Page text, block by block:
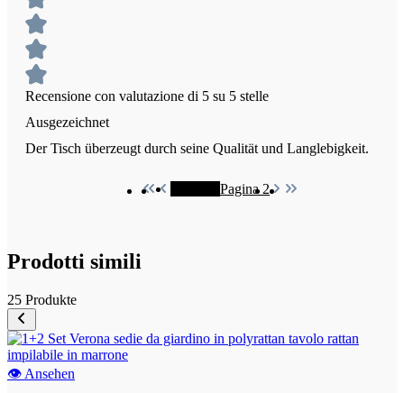
Recensione con valutazione di 5 su 5 stelle
Ausgezeichnet
Der Tisch überzeugt durch seine Qualität und Langlebigkeit.
Pagina2
Prodotti simili
25 Produkte
👁 Ansehen